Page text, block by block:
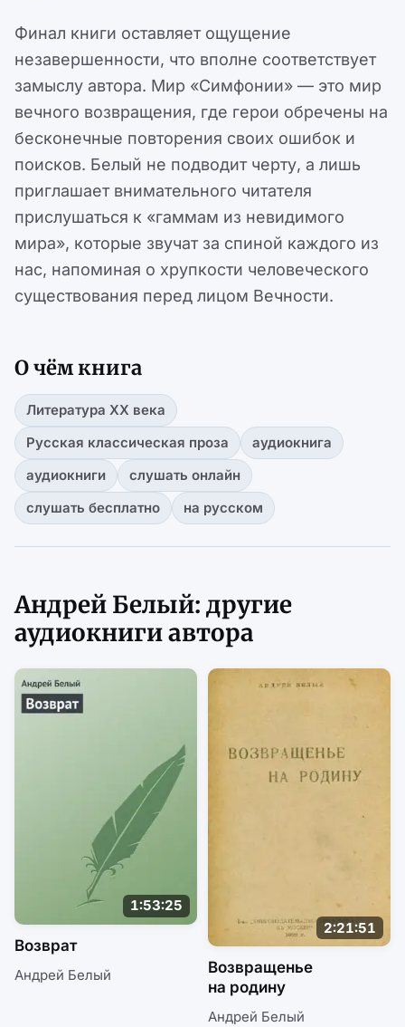
Финал книги оставляет ощущение
незавершенности, что вполне соответствует
замыслу автора. Мир «Симфонии» — это мир
вечного возвращения, где герои обречены на
бесконечные повторения своих ошибок и
поисков. Белый не подводит черту, а лишь
приглашает внимательного читателя
прислушаться к «гаммам из невидимого
мира», которые звучат за спиной каждого из
нас, напоминая о хрупкости человеческого
существования перед лицом Вечности.
О чём книга
Литература XX века
Русская классическая проза
аудиокнига
аудиокниги
слушать онлайн
слушать бесплатно
на русском
Андрей Белый: другие
аудиокниги автора
1:53:25
Возврат
Андрей Белый
2:21:51
Возвращенье
на родину
Андрей Белый